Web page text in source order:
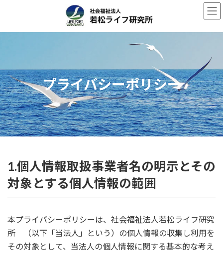
テ
ス
キ
ッ
プ
ゲ
ン
に
移
動
プライバシーポリシー
1.個人情報取扱事業者名の明示とその
対象とする個人情報の範囲
本プライバシーポリシーは、社会福祉法人若松ライフ研究
所 （以下「当法人」という）の個人情報の収集し利用を
その対象として、当法人の個人情報に関する基本的な考え